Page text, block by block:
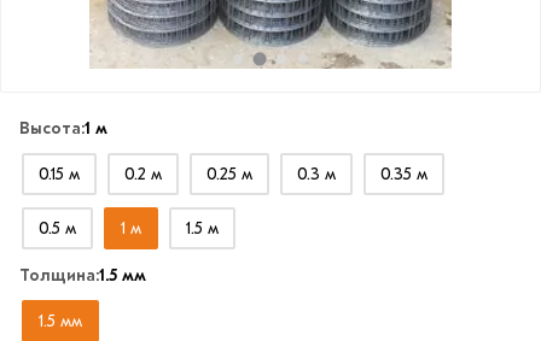
Высота:1 м
0.15 м 0.2 м 0.25 м 0.3 м 0.35 м
0.5 м 1 м 1.5 м
Толщина:1.5 мм
1.5 мм